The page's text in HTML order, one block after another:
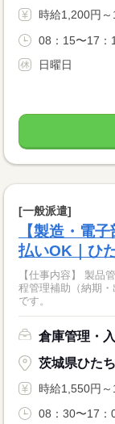
時給1,200円～
08：15〜17
日曜日
[一般派遣]
【製造・電
払いOK｜ひ
【仕事内容】 製品管理の事務（工程管理事務） システムを使った工
程管理補助（納期・出荷確認）、 Excel
です。
倉庫管理・
茨城県ひた
時給1,550円～
08：30〜17：